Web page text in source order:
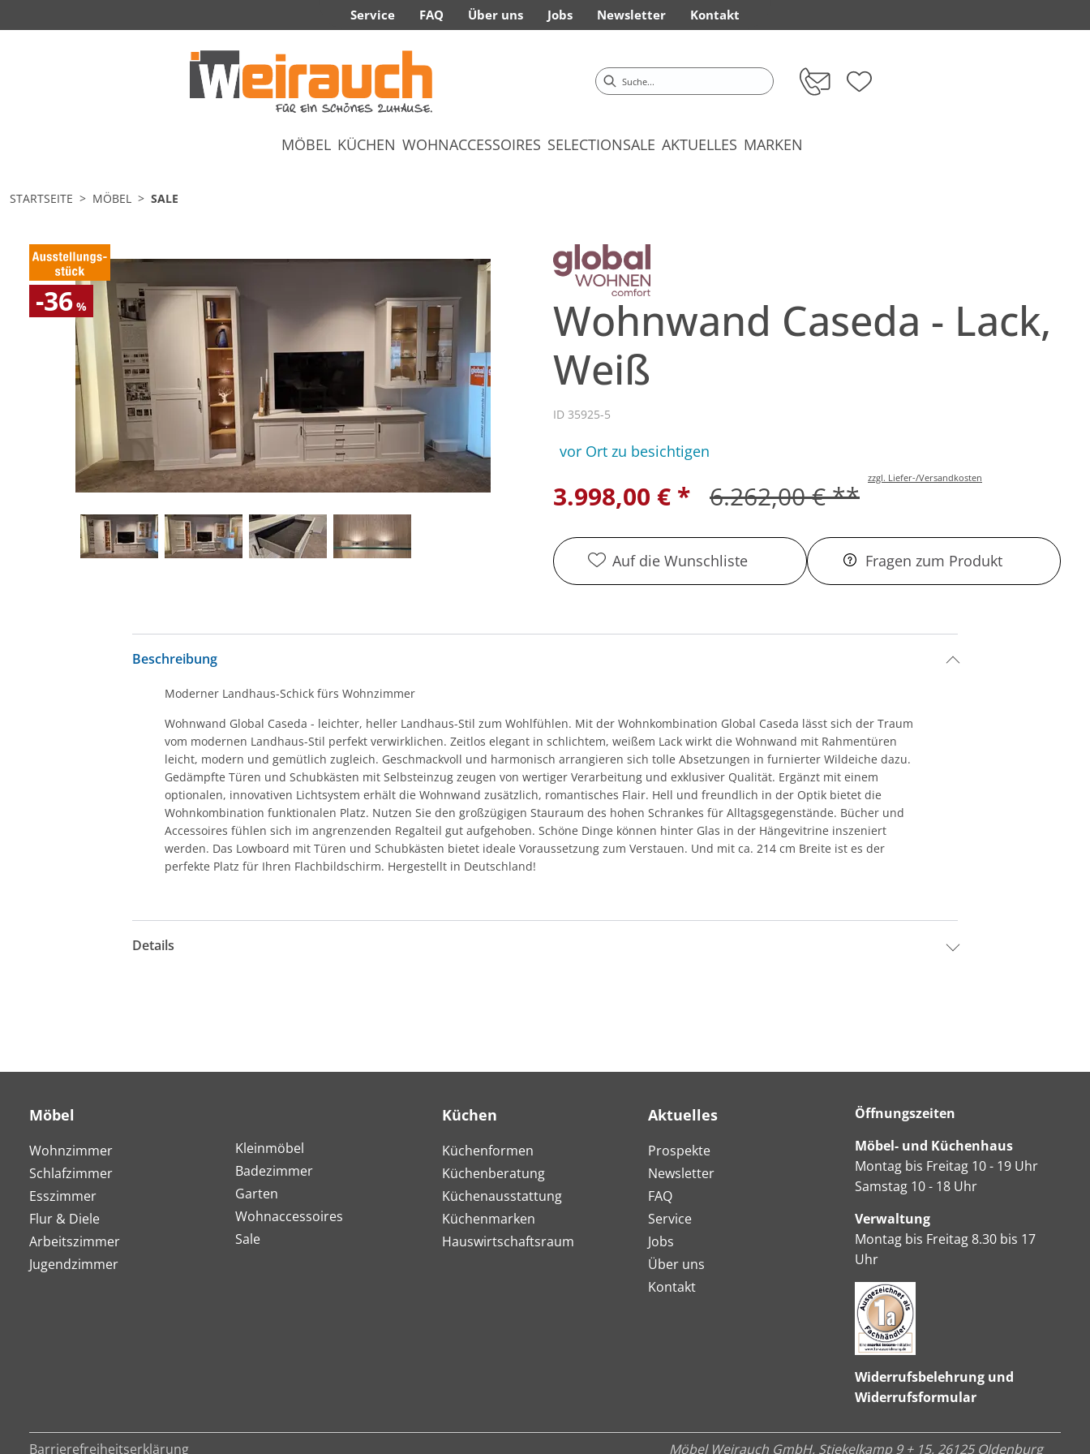
Service FAQ Über uns Jobs Newsletter Kontakt
MÖBEL KÜCHEN WOHNACCESSOIRES SELECTIONSALE AKTUELLES MARKEN
STARTSEITE MÖBEL SALE
-36 %
Wohnwand Caseda - Lack,
Weiß
ID 35925-5
vor Ort zu besichtigen
3.998,00 € * 6.262,00 € **
zzgl. Liefer-/Versandkosten
Auf die Wunschliste Fragen zum Produkt
Beschreibung
Moderner Landhaus-Schick fürs Wohnzimmer
Wohnwand Global Caseda - leichter, heller Landhaus-Stil zum Wohlfühlen. Mit der Wohnkombination Global Caseda lässt sich der Traum
vom modernen Landhaus-Stil perfekt verwirklichen. Zeitlos elegant in schlichtem, weißem Lack wirkt die Wohnwand mit Rahmentüren
leicht, modern und gemütlich zugleich. Geschmackvoll und harmonisch arrangieren sich tolle Absetzungen in furnierter Wildeiche dazu.
Gedämpfte Türen und Schubkästen mit Selbsteinzug zeugen von wertiger Verarbeitung und exklusiver Qualität. Ergänzt mit einem
optionalen, innovativen Lichtsystem erhält die Wohnwand zusätzlich, romantisches Flair. Hell und freundlich in der Optik bietet die
Wohnkombination funktionalen Platz. Nutzen Sie den großzügigen Stauraum des hohen Schrankes für Alltagsgegenstände. Bücher und
Accessoires fühlen sich im angrenzenden Regalteil gut aufgehoben. Schöne Dinge können hinter Glas in der Hängevitrine inszeniert
werden. Das Lowboard mit Türen und Schubkästen bietet ideale Voraussetzung zum Verstauen. Und mit ca. 214 cm Breite ist es der
perfekte Platz für Ihren Flachbildschirm. Hergestellt in Deutschland!
Details
Möbel
Wohnzimmer
Schlafzimmer
Esszimmer
Flur & Diele
Arbeitszimmer
Jugendzimmer
Kleinmöbel
Badezimmer
Garten
Wohnaccessoires
Sale
Küchen
Küchenformen
Küchenberatung
Küchenausstattung
Küchenmarken
Hauswirtschaftsraum
Aktuelles
Prospekte
Newsletter
FAQ
Service
Jobs
Über uns
Kontakt
Öffnungszeiten
Möbel- und Küchenhaus
Montag bis Freitag 10 - 19 Uhr
Samstag 10 - 18 Uhr
Verwaltung
Montag bis Freitag 8.30 bis 17
Uhr
Widerrufsbelehrung und
Widerrufsformular
Barrierefreiheitserklärung Möbel Weirauch GmbH, Stiekelkamp 9 + 15, 26125 Oldenburg